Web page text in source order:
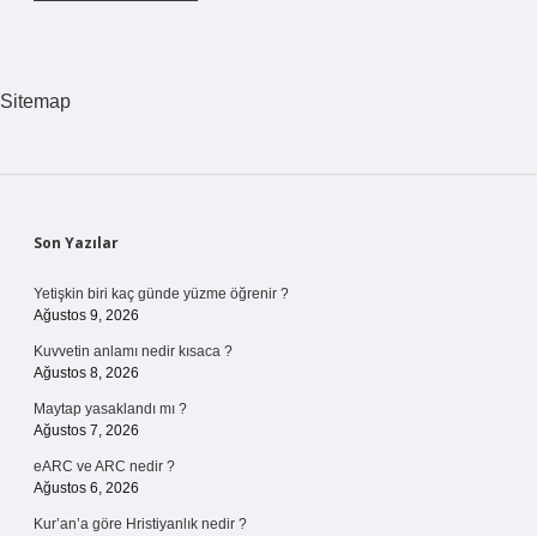
Sitemap
Sidebar
Son Yazılar
Yetişkin biri kaç günde yüzme öğrenir ?
Ağustos 9, 2026
Kuvvetin anlamı nedir kısaca ?
Ağustos 8, 2026
Maytap yasaklandı mı ?
Ağustos 7, 2026
eARC ve ARC nedir ?
Ağustos 6, 2026
Kur’an’a göre Hristiyanlık nedir ?